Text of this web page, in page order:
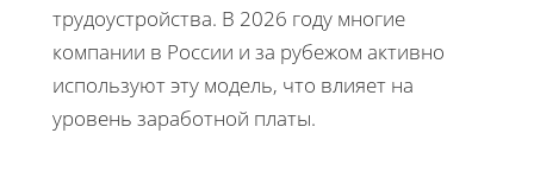
трудоустройства. В 2026 году многие
компании в России и за рубежом активно
используют эту модель, что влияет на
уровень заработной платы.